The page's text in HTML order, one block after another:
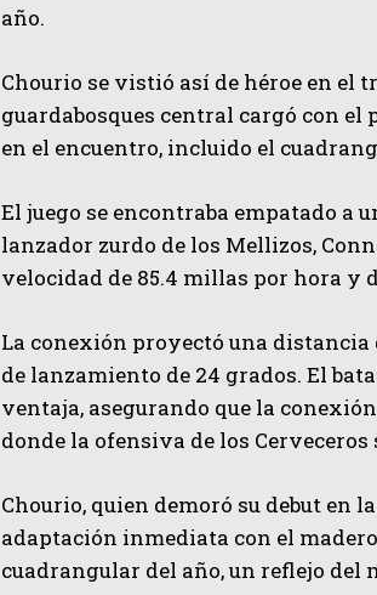
He leído y acepto lasPolítica
año.
Chourio se vistió así de héroe en el
guardabosques central cargó con el
en el encuentro, incluido el
El juego se encontraba empatado a
lanzador zurdo de los Mellizos,
velocidad de 85.4 millas por hora y
La conexión proyectó una distancia
de lanzamiento de 24 grados. El
ventaja, asegurando que la
donde la ofensiva de los
Chourio, quien demoró su debut en
adaptación inmediata con el
cuadrangular del año, un reflejo del